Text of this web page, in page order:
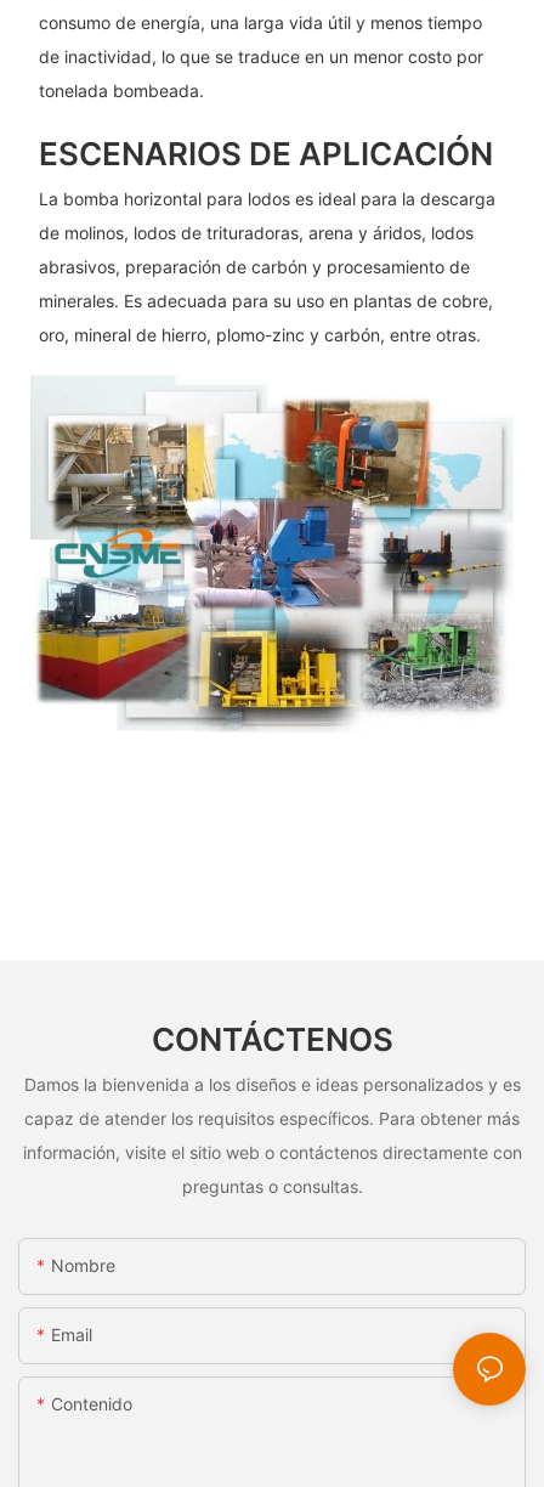
consumo de energía, una larga vida útil y menos tiempo
de inactividad, lo que se traduce en un menor costo por
tonelada bombeada.
ESCENARIOS DE APLICACIÓN
La bomba horizontal para lodos es ideal para la descarga
de molinos, lodos de trituradoras, arena y áridos, lodos
abrasivos, preparación de carbón y procesamiento de
minerales. Es adecuada para su uso en plantas de cobre,
oro, mineral de hierro, plomo-zinc y carbón, entre otras.
CONTÁCTENOS
Damos la bienvenida a los diseños e ideas personalizados y es
capaz de atender los requisitos específicos. Para obtener más
información, visite el sitio web o contáctenos directamente con
preguntas o consultas.
Nombre
Email
Contenido